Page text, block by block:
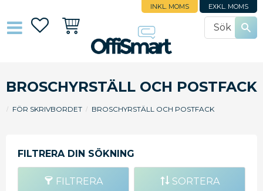
INKL. MOMS EXKL. MOMS
FavoriterKundvagn
BROSCHYRSTÄLL OCH POSTFACK
FÖR SKRIVBORDET BROSCHYRSTÄLL OCH POSTFACK
FILTRERA SORTERA